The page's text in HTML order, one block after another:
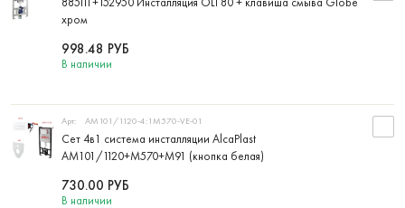
хром
В наличии
998.48 РУБ
Сет 4в1 система инсталляции AlcaPlast
AM101/1120+M570+M91 (кнопка белая)
Арт: AM101/1120-4:1M570-VE-01
В наличии
730.00 РУБ